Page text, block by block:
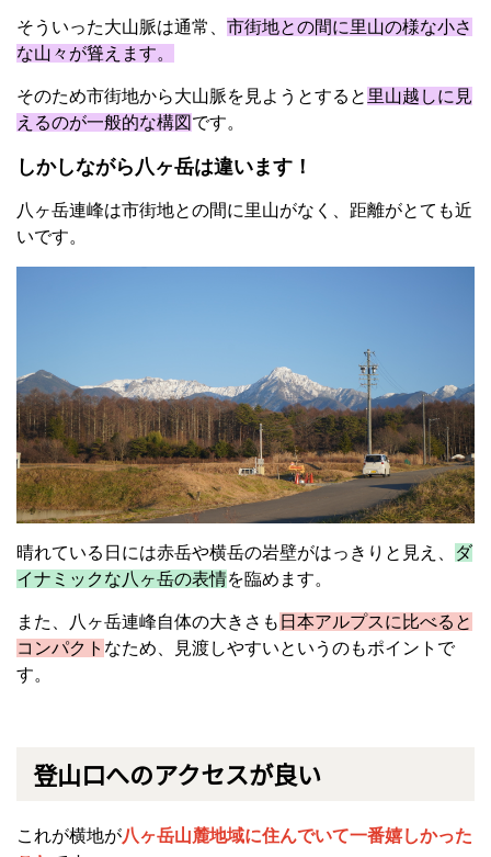
そういった大山脈は通常、 市街地との間に里山の様な小さ
な山々が聳えます。
そのため市街地から大山脈を見ようとすると 里山越しに見
えるのが一般的な構図 です。
しかしながら八ヶ岳は違います！
八ヶ岳連峰は市街地との間に里山がなく、距離がとても近
いです。
晴れている日には赤岳や横岳の岩壁がはっきりと見え、
ダ
イナミックな八ヶ岳の表情を臨めます。
また、八ヶ岳連峰自体の大きさも 日本アルプスに比べると
コンパクト なため、見渡しやすいというのもポイントで
す。
登山口へのアクセスが良い
これが横地が八ヶ岳山麓地域に住んでいて一番嬉しかった